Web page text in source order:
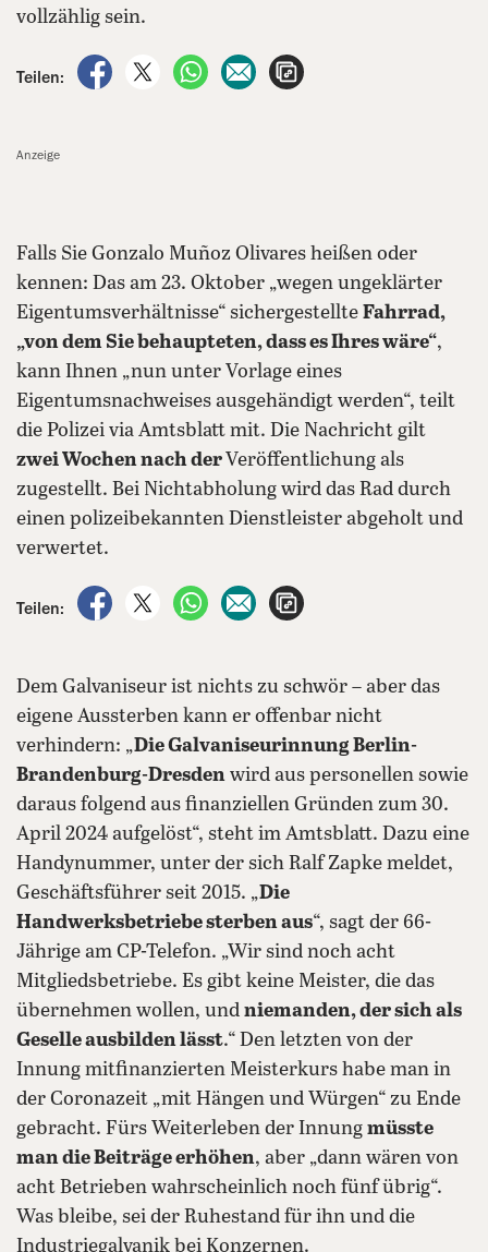
vollzählig sein.
Teilen:
auf Facebook teilen
auf X teilenper WhatsApp teilen
per E-Mail teilen
Anzeige
Falls Sie Gonzalo Muñoz Olivares heißen oder
kennen: Das am 23. Oktober „wegen ungeklärter
Eigentumsverhältnisse“ sichergestellte Fahrrad,
„von dem Sie behaupteten, dass es Ihres wäre“,
kann Ihnen „nun unter Vorlage eines
Eigentumsnachweises ausgehändigt werden“, teilt
die Polizei via Amtsblatt mit. Die Nachricht gilt
zwei Wochen nach der Veröffentlichung als
zugestellt. Bei Nichtabholung wird das Rad durch
einen polizeibekannten Dienstleister abgeholt und
verwertet.
Teilen:
auf Facebook teilen
auf X teilenper WhatsApp teilen
per E-Mail teilen
Dem Galvaniseur ist nichts zu schwör – aber das
eigene Aussterben kann er offenbar nicht
verhindern: „Die Galvaniseurinnung Berlin-
Brandenburg-Dresden wird aus personellen sowie
daraus folgend aus finanziellen Gründen zum 30.
April 2024 aufgelöst“, steht im Amtsblatt. Dazu eine
Handynummer, unter der sich Ralf Zapke meldet,
Geschäftsführer seit 2015. „Die
Handwerksbetriebe sterben aus“, sagt der 66-
Jährige am CP-Telefon. „Wir sind noch acht
Mitgliedsbetriebe. Es gibt keine Meister, die das
übernehmen wollen, und niemanden, der sich als
Geselle ausbilden lässt.“ Den letzten von der
Innung mitfinanzierten Meisterkurs habe man in
der Coronazeit „mit Hängen und Würgen“ zu Ende
gebracht. Fürs Weiterleben der Innung müsste
man die Beiträge erhöhen, aber „dann wären von
acht Betrieben wahrscheinlich noch fünf übrig“.
Was bleibe, sei der Ruhestand für ihn und die
Industriegalvanik bei Konzernen.